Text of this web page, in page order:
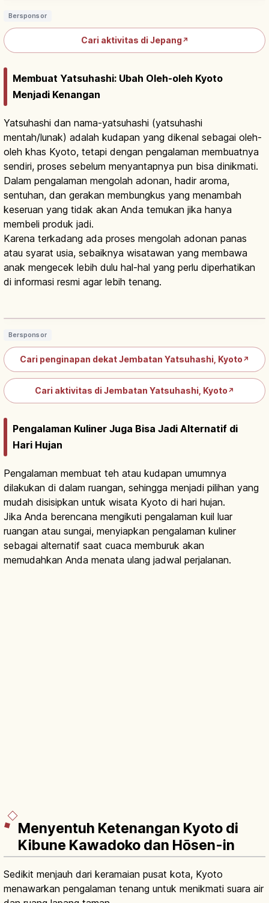
Bersponsor
Cari aktivitas di Jepang↗
Membuat Yatsuhashi: Ubah Oleh-oleh Kyoto
Menjadi Kenangan
Yatsuhashi dan nama-yatsuhashi (yatsuhashi
mentah/lunak) adalah kudapan yang dikenal sebagai oleh-
oleh khas Kyoto, tetapi dengan pengalaman membuatnya
sendiri, proses sebelum menyantapnya pun bisa dinikmati.
Dalam pengalaman mengolah adonan, hadir aroma,
sentuhan, dan gerakan membungkus yang menambah
keseruan yang tidak akan Anda temukan jika hanya
membeli produk jadi.
Karena terkadang ada proses mengolah adonan panas
atau syarat usia, sebaiknya wisatawan yang membawa
anak mengecek lebih dulu hal-hal yang perlu diperhatikan
di informasi resmi agar lebih tenang.
Yatsuhashi Kyoto: Wagashi Aroma
Bersponsor
Cari penginapan dekat Jembatan Yatsuhashi, Kyoto ↗
Cari aktivitas di Jembatan Yatsuhashi, Kyoto ↗
Pengalaman Kuliner Juga Bisa Jadi Alternatif di
Hari Hujan
Pengalaman membuat teh atau kudapan umumnya
dilakukan di dalam ruangan, sehingga menjadi pilihan yang
mudah disisipkan untuk wisata Kyoto di hari hujan.
Jika Anda berencana mengikuti pengalaman kuil luar
ruangan atau sungai, menyiapkan pengalaman kuliner
sebagai alternatif saat cuaca memburuk akan
memudahkan Anda menata ulang jadwal perjalanan.
Menyentuh Ketenangan Kyoto di
Kibune Kawadoko dan Hōsen-in
Sedikit menjauh dari keramaian pusat kota, Kyoto
menawarkan pengalaman tenang untuk menikmati suara air